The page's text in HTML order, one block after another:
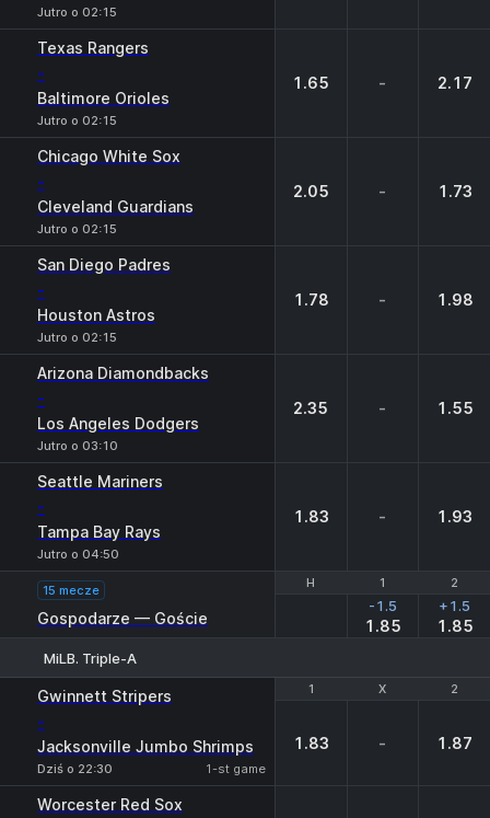
Jutro o 02:15
Texas Rangers
-
Baltimore Orioles
Jutro o 02:15
1.65 - 2.17
Chicago White Sox
-
Cleveland Guardians
Jutro o 02:15
2.05 - 1.73
San Diego Padres
-
Houston Astros
Jutro o 02:15
1.78 - 1.98
Arizona Diamondbacks
-
Los Angeles Dodgers
Jutro o 03:10
2.35 - 1.55
Seattle Mariners
-
Tampa Bay Rays
Jutro o 04:50
1.83 - 1.93
H 1 2
15 mecze
Gospodarze — Goście
H 1 2
-1.5
1.85
+1.5
1.85
MiLB. Triple-A
1 X 2
Gwinnett Stripers
-
Jacksonville Jumbo Shrimps
Dziś o 22:30 1-st game
1 X 2
1.83 - 1.87
Worcester Red Sox